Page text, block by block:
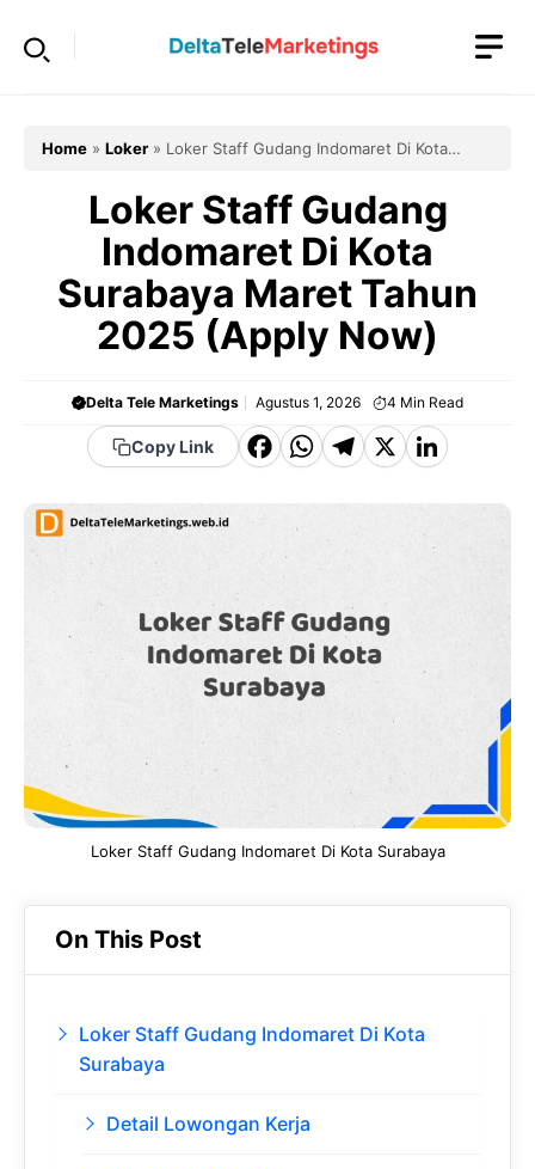
Home » Loker » Loker Staff Gudang Indomaret Di Kota
Loker Staff Gudang
Indomaret Di Kota
Surabaya Maret Tahun
2025 (Apply Now)
Delta Tele Marketings Agustus 1, 2026 4 Min Read
Copy Link
F
e
b
o
o
W
a
t
s
A
p
p
T
g
r
a
m
X Li
k
e
Loker Staff Gudang Indomaret Di Kota Surabaya
On This Post
Loker Staff Gudang Indomaret Di Kota
Surabaya
Detail Lowongan Kerja